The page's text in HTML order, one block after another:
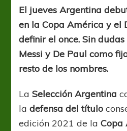
El jueves Argentina
en la Copa América y el
definir el once. Sin dudas
Messi y De Paul como
resto de los nombres.
LaSelección Argentina
ladefensa del título
edición 2021 de laCopa